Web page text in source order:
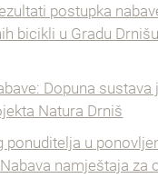
postupka
bicikli u Gradu
Dopuna sustava
Natura Drniš
ponuditelja u
namještaja za